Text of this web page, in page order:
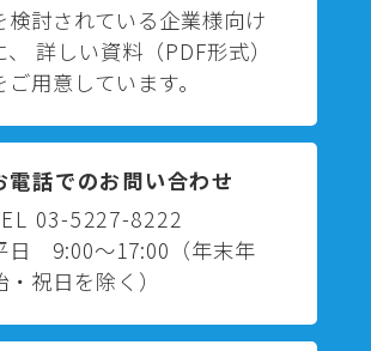
検討されている企業様向け
、 詳しい資料（PDF形式）
ご用意しています。
電話でのお問い合わせ
03-5227-8222
日 9:00～17:00 （年末年
・祝日を除く）